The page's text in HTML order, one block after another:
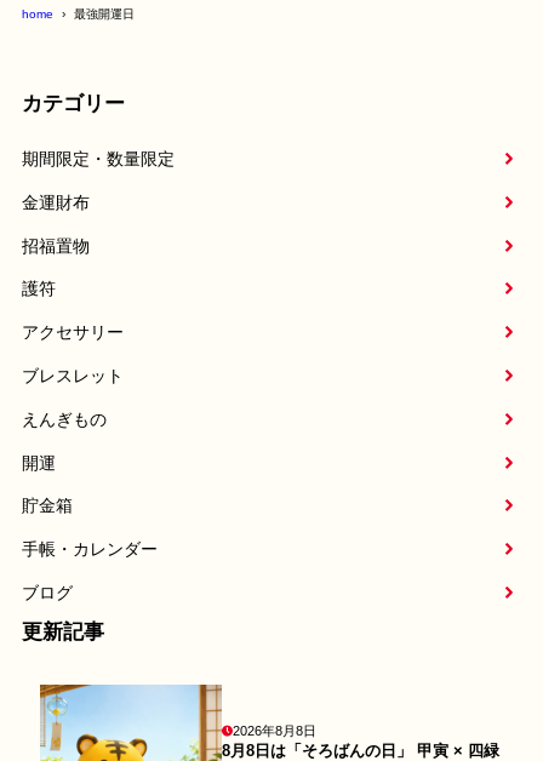
home 最強開運日
カテゴリー
期間限定・数量限定
金運財布
招福置物
護符
アクセサリー
ブレスレット
えんぎもの
開運
貯金箱
手帳・カレンダー
ブログ
更新記事
2026年8月8日
8月8日は「そろばんの日」 甲寅 × 四緑